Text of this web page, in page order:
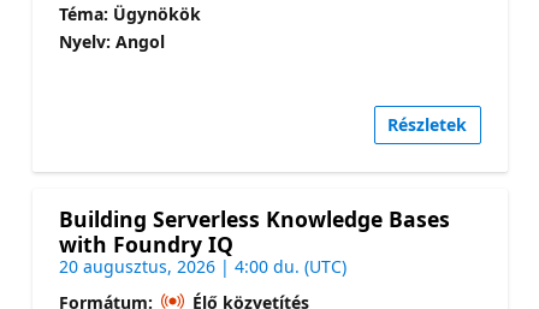
Téma: Ügynökök
Nyelv: Angol
Részletek
Building Serverless Knowledge Bases
with Foundry IQ
20 augusztus, 2026 | 4:00 du. (UTC)
Formátum:
Élő közvetítés